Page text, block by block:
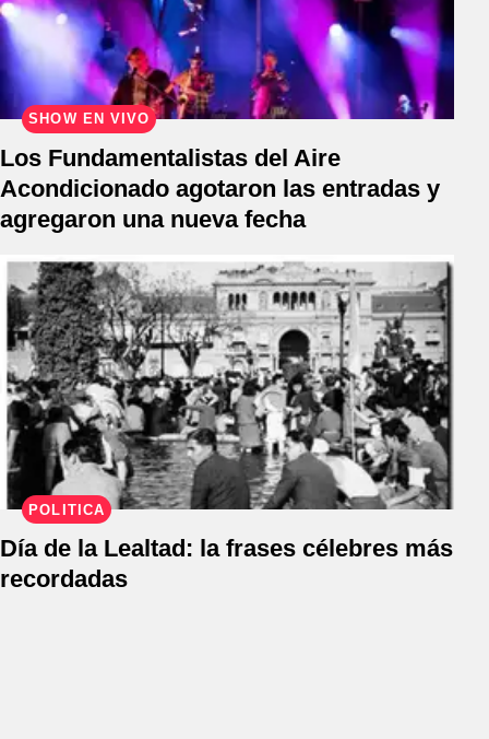
SHOW EN VIVO
Los Fundamentalistas del Aire
Acondicionado agotaron las entradas y
agregaron una nueva fecha
POLÍTICA
Día de la Lealtad: la frases célebres más
recordadas